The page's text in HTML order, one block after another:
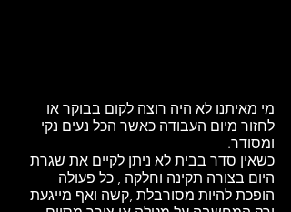
מי מאיתנו לא היה רוצה לקום בבוקר או
לחזור מיום העבודה כאשר הכל נעים נקי
ומסודר.
כשאין סדר בבית לא ניתן לקיים את שגרת
היום בצורה תקינה וחלקה , כל פעולה
הופכת להיות מסורבלת ,קשה ואף מייגעת